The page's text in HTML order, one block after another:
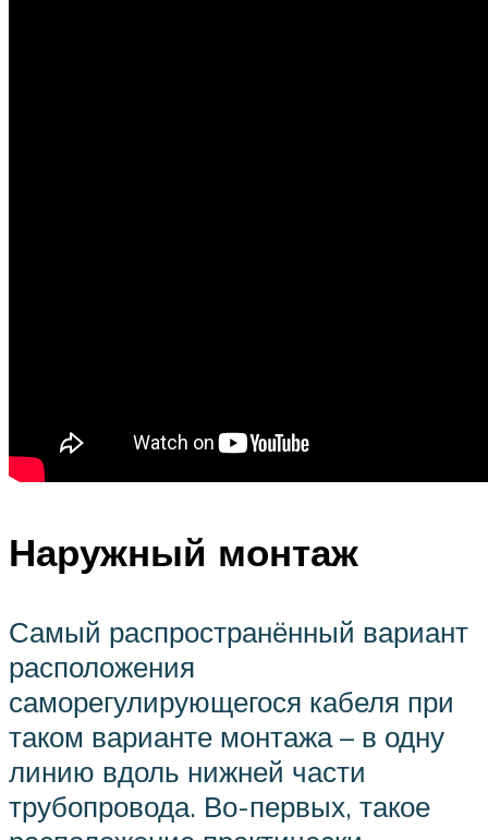
Наружный монтаж
Самый распространённый вариант
расположения
саморегулирующегося кабеля при
таком варианте монтажа – в одну
линию вдоль нижней части
трубопровода. Во-первых, такое